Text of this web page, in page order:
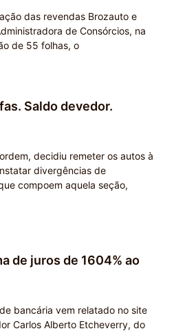
das revendas Brozauto e
de Consórcios, na
de 55 folhas, o
Saldo devedor.
decidiu remeter os autos à
divergências de
compoem aquela seção,
de juros de 1604% ao
bancária vem relatado no site
Carlos Alberto Etcheverry, do